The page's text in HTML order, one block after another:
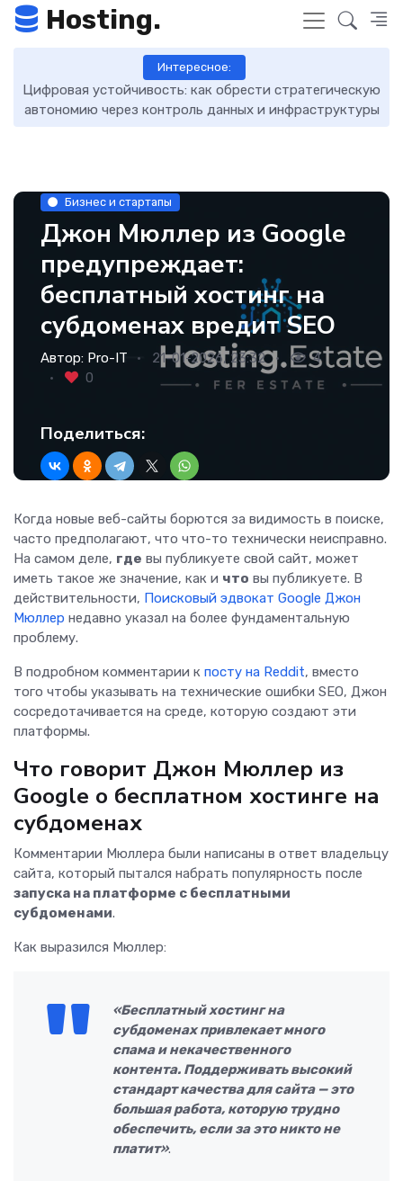
Hosting.
Интересное:
DNS-записи: что это такое, как работают и как
управлять
Бизнес и стартапы
Джон Мюллер из Google
предупреждает:
бесплатный хостинг на
субдоменах вредит SEO
Автор: Pro-IT 21-01-2026, 23:32
4
0
Поделиться:
Когда новые веб-сайты борются за видимость в поиске,
часто предполагают, что что-то технически неисправно.
На самом деле, где вы публикуете свой сайт, может
иметь такое же значение, как и что вы публикуете. В
действительности, Поисковый эдвокат Google Джон
Мюллер недавно указал на более фундаментальную
проблему.
В подробном комментарии к посту на Reddit, вместо
того чтобы указывать на технические ошибки SEO, Джон
сосредотачивается на среде, которую создают эти
платформы.
Что говорит Джон Мюллер из
Google о бесплатном хостинге на
субдоменах
Комментарии Мюллера были написаны в ответ владельцу
сайта, который пытался набрать популярность после
запуска на платформе с бесплатными
субдоменами.
Как выразился Мюллер:
«Бесплатный хостинг на
субдоменах привлекает много
спама и некачественного
контента. Поддерживать высокий
стандарт качества для сайта — это
большая работа, которую трудно
обеспечить, если за это никто не
платит».